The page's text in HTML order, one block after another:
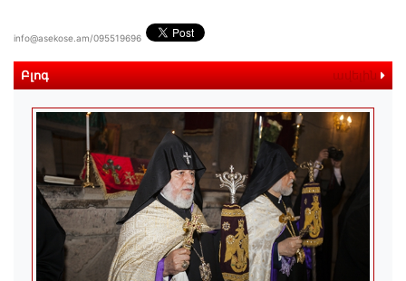
info@asekose.am/095519696
Բլոգ ավելին